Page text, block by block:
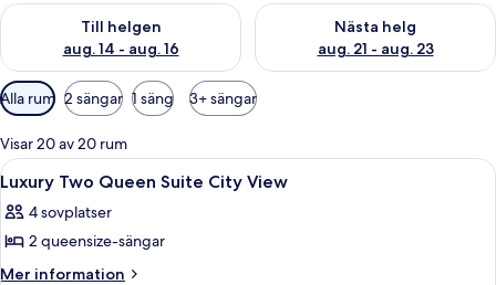
Till helgen
aug. 14 - aug. 16
Kontrollera tillgängligheten för den här helgen aug. 14 - aug.
Nästa helg
aug. 21 - aug. 23
Kontrollera tillgängligheten
Tillgängliga
filter
för
rum
Alla rum 2 sängar 1 säng 3+ sängar
Visar 20 av 20 rum
Öppna
alla
foton
för
Luxury
Ett hotellrum med två sängar, en
3
Luxury Two Queen Suite City View
4 sovplatser
2 queensize-sängar
Mer information
Mer